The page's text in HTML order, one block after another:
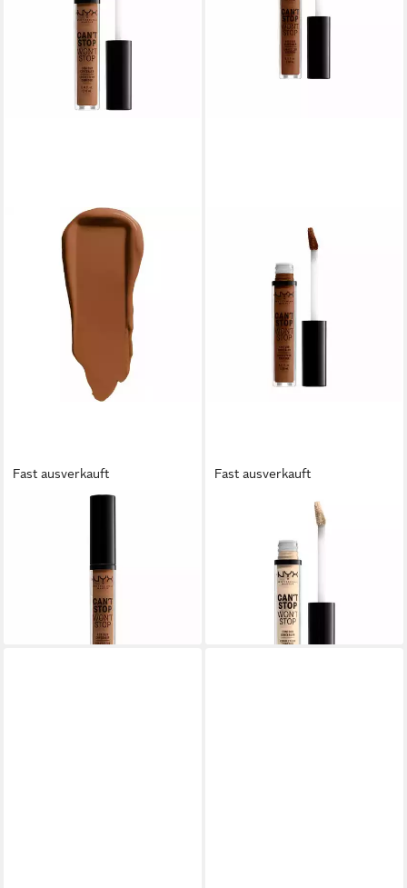
Fast ausverkauft
Warm Caramel 3,5ml
lieferbar in 3 Wochen
Fast ausverkauft
NYX PROFESSIONAL MAKE UP
Concealer Can't Stop Won't
Stop Full Coverage Contour
Concealer Mocha 3,5ml
ab 17,87 €
(5.105,71 €/ 1 l)
lieferbar in 3 Wochen